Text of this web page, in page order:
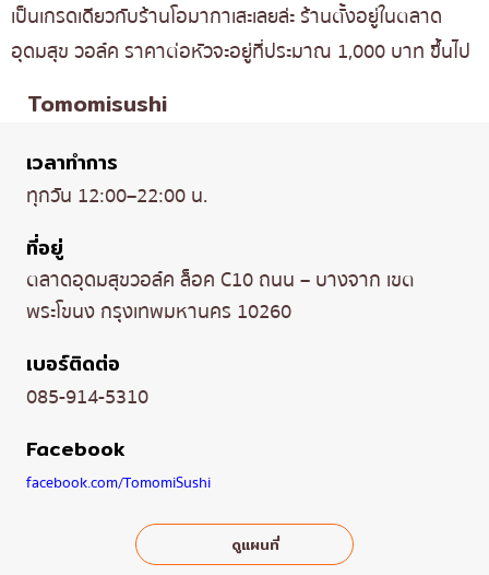
เป็นเกรดเดียวกับร้านโอมากาเสะเลยล่ะ ร้านตั้งอยู่ในตลาด
อุดมสุข วอล์ค ราคาต่อหัวจะอยู่ที่ประมาณ 1,000 บาท ขึ้นไป
Tomomisushi
เวลาทำการ
ทุกวัน 12:00–22:00 น.
ที่อยู่
ตลาดอุดมสุขวอล์ค ล็อค C10 ถนน – บางจาก เขต
พระโขนง กรุงเทพมหานคร 10260
เบอร์ติดต่อ
085-914-5310
Facebook
facebook.com/TomomiSushi
ดูแผนที่